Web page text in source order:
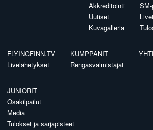
Akkreditointi
Uutiset
Kuvagalleria
FLYINGFINN.TV
Livelähetykset
KUMPPANIT
Rengasvalmistajat
JUNIORIT
Osakilpailut
Media
Tulokset ja sarjapisteet